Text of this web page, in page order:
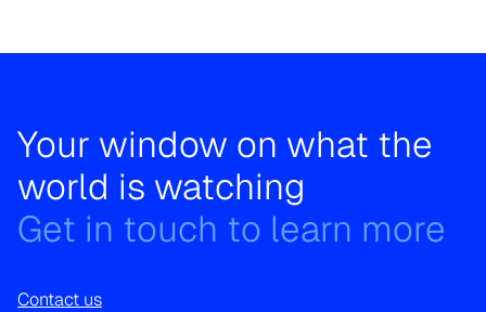
Your window on what the
world is watching
Get in touch to learn more
Contact us